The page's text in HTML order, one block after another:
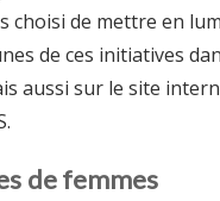
choisi de mettre en
de ces initiatives
aussi sur le site
de femmes